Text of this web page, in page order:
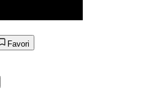
Favori